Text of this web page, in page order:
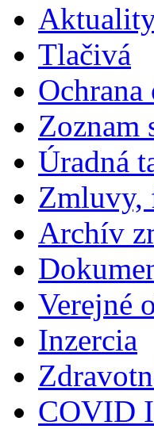
Tlačivá
Zoznam
Úradná
Zmluvy,
Archív
Verejné
Inzercia
COVID